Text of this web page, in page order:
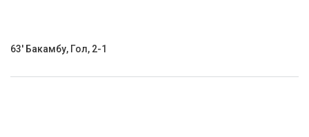
63' Бакамбу, Гол, 2-1